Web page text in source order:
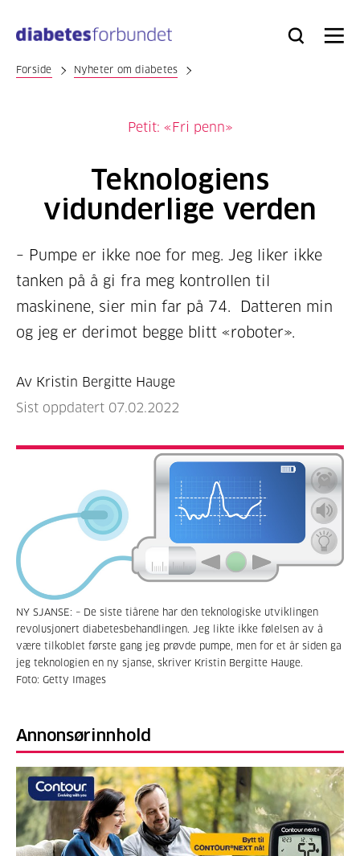
hovedinnhold
Bli
Logg
Søk Meny
Forside Nyheter om diabetes
Petit: «Fri penn»
Teknologiens
vidunderlige verden
– Pumpe er ikke noe for meg. Jeg liker ikke
tanken på å gi fra meg kontrollen til
maskinene, sier min far på 74. Datteren min
og jeg er derimot begge blitt «roboter».
Av Kristin Bergitte Hauge
Sist oppdatert 07.02.2022
NY SJANSE: – De siste tiårene har den teknologiske utviklingen
revolusjonert diabetesbehandlingen. Jeg likte ikke følelsen av å
være tilkoblet første gang jeg prøvde pumpe, men for et år siden ga
jeg teknologien en ny sjanse, skriver Kristin Bergitte Hauge.
Foto: Getty Images
Annonsørinnhold